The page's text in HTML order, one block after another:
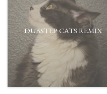
DUBSTEP CATS REMIX